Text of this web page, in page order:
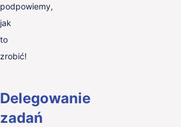
podpowiemy,
jak
to
zrobić!
Delegowanie
zadań